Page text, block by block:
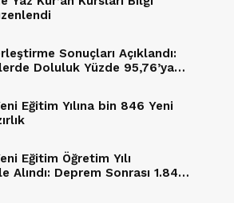
Sonuçları Açıklandı:
Doluluk Yüzde 95,76’ya
Eğitim Yılına bin 846 Yeni
Eğitim Öğretim Yılı
Alındı: Deprem Sonrası 1.846